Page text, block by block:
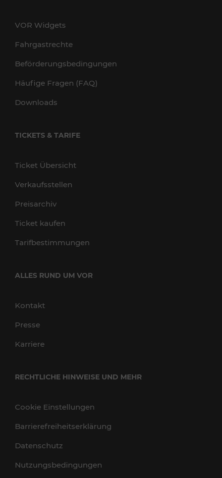
VOR Widgets
Fahrgastrechte
Beförderungsbedingungen
Häufige Fragen (FAQ)
Downloads
TICKETS & TARIFE
Ticket Übersicht
Verkaufsstellen
Preisarchiv
Ticket kaufen
Tarifbestimmungen
ALLES RUND UM VOR
Kontakt
Presse
Karriere
RECHTLICHE HINWEISE UND MEHR
Cookie Einstellungen
Barrierefreiheitserklärung
Datenschutz
Nutzungsbedingungen